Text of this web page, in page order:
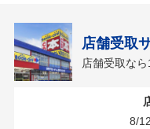
店舗受取
店舗受取な
8/